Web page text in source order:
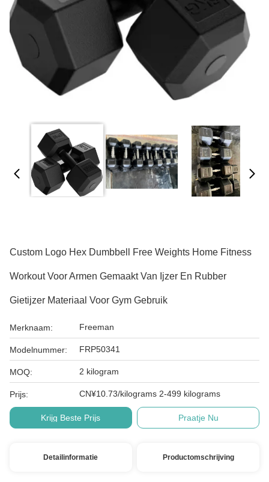
Custom Logo Hex Dumbbell Free Weights Home Fitness
Workout Voor Armen Gemaakt Van Ijzer En Rubber
Gietijzer Materiaal Voor Gym Gebruik
Merknaam: Freeman
Modelnummer: FRP50341
MOQ: 2 kilogram
Prijs: CN¥10.73/kilograms 2-499 kilograms
Krijg Beste Prijs Praatje Nu
Detailinformatie Productomschrijving